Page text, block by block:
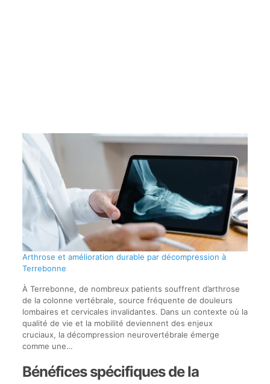
Arthrose et amélioration durable par décompression à
Terrebonne
À Terrebonne, de nombreux patients souffrent d’arthrose
de la colonne vertébrale, source fréquente de douleurs
lombaires et cervicales invalidantes. Dans un contexte où la
qualité de vie et la mobilité deviennent des enjeux
cruciaux, la décompression neurovertébrale émerge
comme une…
Bénéfices spécifiques de la